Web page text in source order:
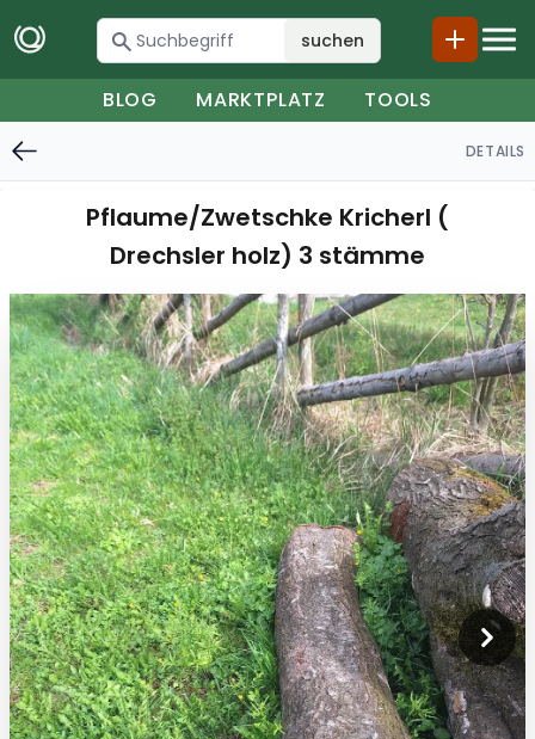
suchen
BLOG MARKTPLATZ TOOLS
DETAILS
Pflaume/Zwetschke Kricherl (
Drechsler holz) 3 stämme